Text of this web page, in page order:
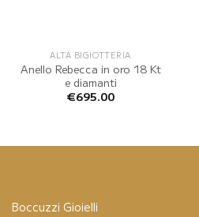
ALTA BIGIOTTERIA
Anello Rebecca in oro 18 Kt
e diamanti
€695.00
Boccuzzi Gioielli